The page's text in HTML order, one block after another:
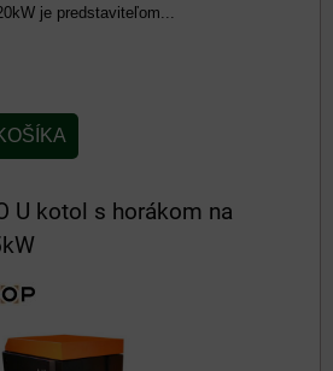
je predstaviteľom...
U kotol s horákom na